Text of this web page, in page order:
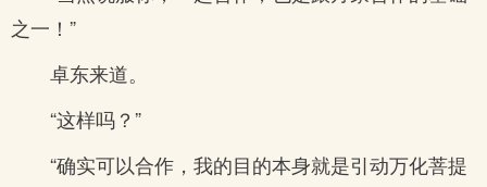
之一！”
卓东来道。
“这样吗？”
“确实可以合作，我的目的本身就是引动万化菩提